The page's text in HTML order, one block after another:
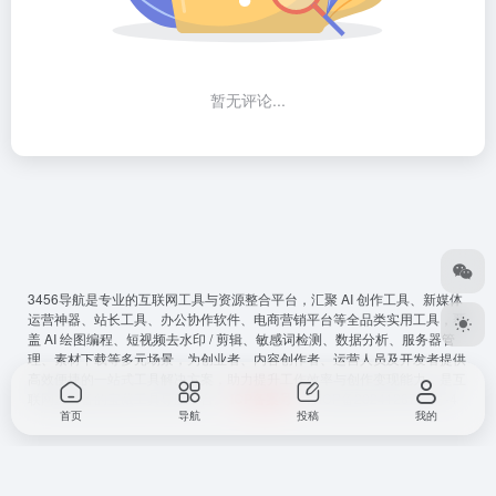
暂无评论...
3456导航是专业的互联网工具与资源整合平台，汇聚 AI 创作工具、新媒体
运营神器、站长工具、办公协作软件、电商营销平台等全品类实用工具，覆
盖 AI 绘图编程、短视频去水印 / 剪辑、敏感词检测、数据分析、服务器管
理、素材下载等多元场景，为创业者、内容创作者、运营人员及开发者提供
高效便捷的一站式工具解决方案，助力提升工作效率与创作变现能力，是互
联网从必备的宝藏工具导航平台。
：鲁ICP备2024128794号-4
首页 导航 投稿 我的